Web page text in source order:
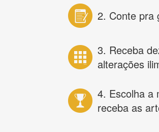
2. Conte pra
3. Receba
alterações
4. Escolha a
receba as